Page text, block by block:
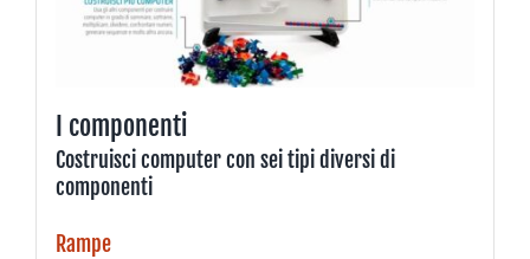
I componenti
Costruisci computer con sei tipi diversi di
componenti
Rampe